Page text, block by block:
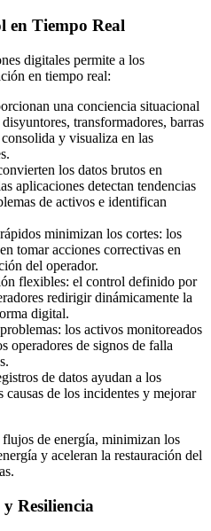
en Tiempo Real
digitales permite a los
en tiempo real:
una conciencia situacional
transformadores, barras
y visualiza en las
los datos brutos en
aplicaciones detectan tendencias
de activos e identifican
minimizan los cortes: los
tomar acciones correctivas en
del operador.
flexibles: el control definido por
redirigir dinámicamente la
digital.
los activos monitoreados
operadores de signos de falla
de datos ayudan a los
causas de los incidentes y mejorar
de energía, minimizan los
y aceleran la restauración del
Resiliencia